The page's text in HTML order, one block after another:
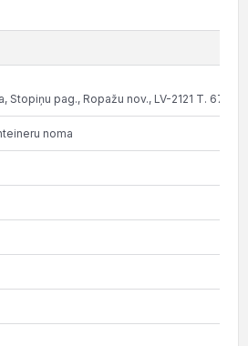
Stopiņu pag., Ropažu nov., LV-2121 T.
noma